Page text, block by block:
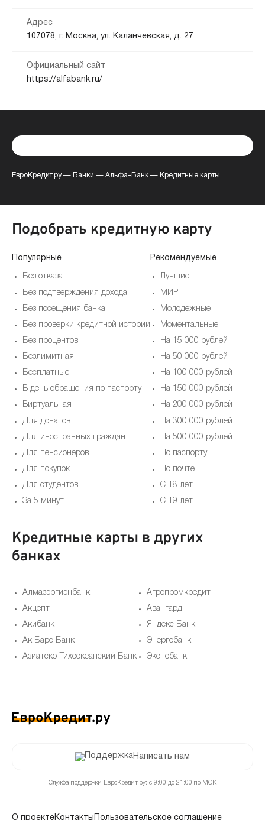
Адрес
107078, г. Москва, ул. Каланчевская, д. 27
Официальный сайт
https://alfabank.ru/
ЕвроКредит.ру— Банки — Альфа-Банк — Кредитные карты
Подобрать кредитную карту
Популярные
Без отказа
Без подтверждения дохода
Без посещения банка
Без проверки кредитной истории
Без процентов
Безлимитная
Бесплатные
В день обращения по паспорту
Виртуальная
Для донатов
Для иностранных граждан
Для пенсионеров
Для покупок
Для студентов
За 5 минут
Рекомендуемые
Лучшие
МИР
Молодежные
Моментальные
На 15 000 рублей
На 50 000 рублей
На 100 000 рублей
На 150 000 рублей
На 200 000 рублей
На 300 000 рублей
На 500 000 рублей
По паспорту
По почте
С 18 лет
С 19 лет
Кредитные карты в других
банках
Алмазэргиэнбанк
Акцепт
Акибанк
Ак Барс Банк
Азиатско-Тихоокеанский Банк
Агропромкредит
Авангард
Яндекс Банк
Энергобанк
Экспобанк
Написать нам
Служба поддержки ЕвроКредит.ру: с 9:00 до 21:00 по МСК
О проектеКонтакты Пользовательское соглашение